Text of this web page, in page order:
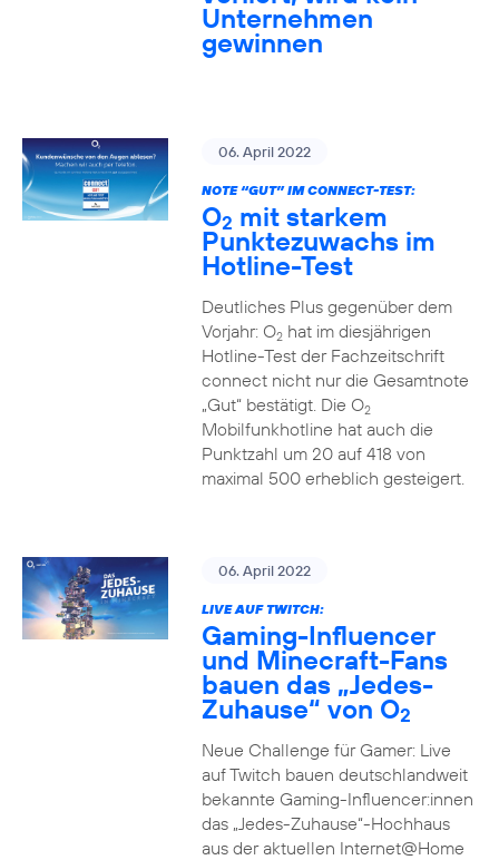
Unternehmen
gewinnen
06. April 2022
NOTE “GUT” IM CONNECT-TEST:
O2 mit starkem
Punktezuwachs im
Hotline-Test
Deutliches Plus gegenüber dem
Vorjahr: O2hat im diesjährigen
Hotline-Test der Fachzeitschrift
connect nicht nur die Gesamtnote
„Gut“ bestätigt. Die O2
Mobilfunkhotline hat auch die
Punktzahl um 20 auf 418 von
maximal 500 erheblich gesteigert.
06. April 2022
LIVE AUF TWITCH:
Gaming-Influencer
und Minecraft-Fans
bauen das „Jedes-
Zuhause“ von O2
Neue Challenge für Gamer: Live
auf Twitch bauen deutschlandweit
bekannte Gaming-Influencer:innen
das „Jedes-Zuhause“-Hochhaus
aus der aktuellen Internet@Home